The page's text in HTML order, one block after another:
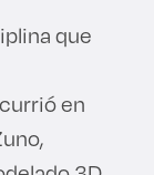
que
en